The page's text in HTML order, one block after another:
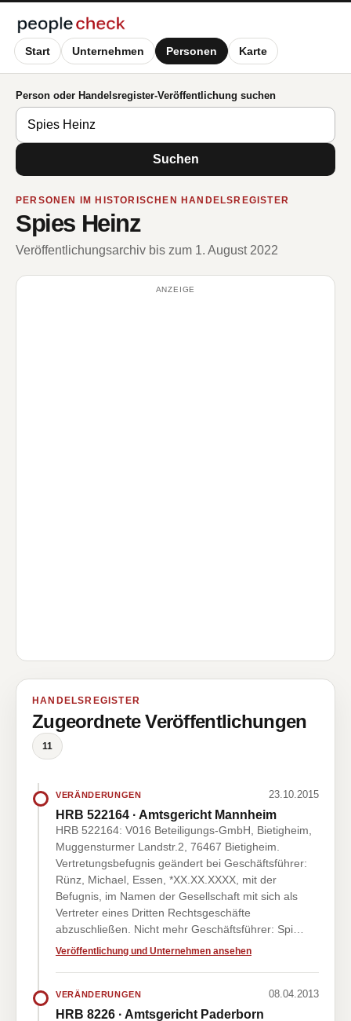
Start Unternehmen Personen Karte
Person oder Handelsregister-Veröffentlichung suchen
Suchen
PERSONEN IM HISTORISCHEN HANDELSREGISTER
Spies Heinz
Veröffentlichungsarchiv bis zum 1. August 2022
ANZEIGE
HANDELSREGISTER
Zugeordnete Veröffentlichungen
11
VERÄNDERUNGEN 23.10.2015
HRB 522164 · Amtsgericht Mannheim
HRB 522164: V016 Beteiligungs-GmbH, Bietigheim,
Muggensturmer Landstr.2, 76467 Bietigheim.
Vertretungsbefugnis geändert bei Geschäftsführer:
Rünz, Michael, Essen, *XX.XX.XXXX, mit der
Befugnis, im Namen der Gesellschaft mit sich als
Vertreter eines Dritten Rechtsgeschäfte
abzuschließen. Nicht mehr Geschäftsführer: Spi…
Veröffentlichung und Unternehmen ansehen
VERÄNDERUNGEN 08.04.2013
HRB 8226 · Amtsgericht Paderborn